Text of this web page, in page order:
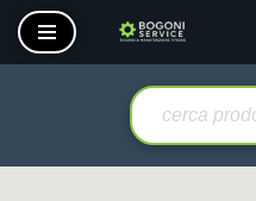
Vai